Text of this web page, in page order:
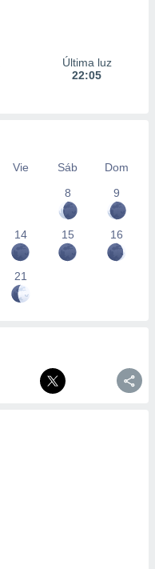
Última luz
22:05
Vie Sáb
Dom
8
9
14 15 16
21